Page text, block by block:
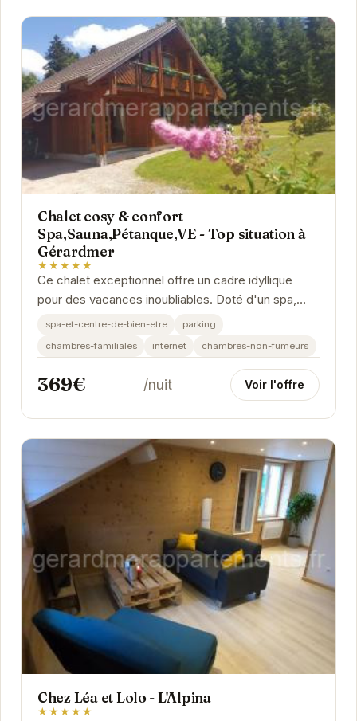
Chalet cosy & confort
Spa,Sauna,Pétanque,VE - Top situation à
Gérardmer
★★★★★
Ce chalet exceptionnel offre un cadre idyllique
pour des vacances inoubliables. Doté d'un spa,
d'un sauna et d'un terrain de pétanque, il vous...
spa-et-centre-de-bien-etre
parking
chambres-familiales
internet chambres-non-fumeurs
369€ /nuit Voir l'offre
Chez Léa et Lolo - L'Alpina
★★★★★